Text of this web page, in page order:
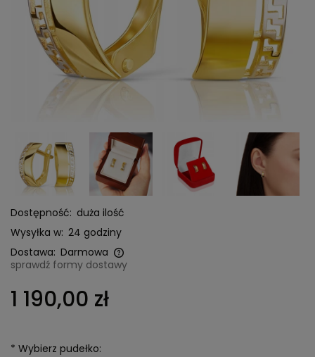
Dostępność: duża ilość
Wysyłka w: 24 godziny
Dostawa: Darmowa
Cena nie zawiera ewentualnych kosztów płatności
sprawdź formy dostawy
1 190,00 zł
* Wybierz pudełko: